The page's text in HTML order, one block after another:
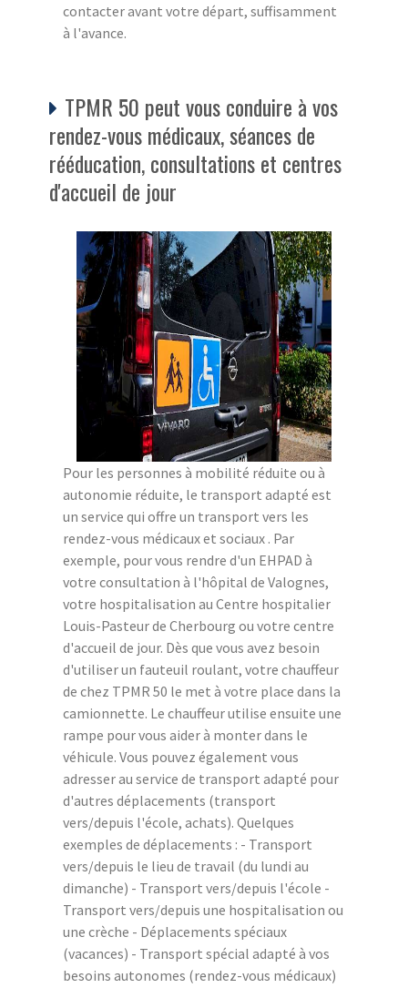
contacter avant votre départ, suffisamment
à l'avance.
TPMR 50 peut vous conduire à vos
rendez-vous médicaux, séances de
rééducation, consultations et centres
d'accueil de jour
Pour les personnes à mobilité réduite ou à
autonomie réduite, le transport adapté est
un service qui offre un transport vers les
rendez-vous médicaux et sociaux . Par
exemple, pour vous rendre d'un EHPAD à
votre consultation à l'hôpital de Valognes,
votre hospitalisation au Centre hospitalier
Louis-Pasteur de Cherbourg ou votre centre
d'accueil de jour. Dès que vous avez besoin
d'utiliser un fauteuil roulant, votre chauffeur
de chez TPMR 50 le met à votre place dans la
camionnette. Le chauffeur utilise ensuite une
rampe pour vous aider à monter dans le
véhicule. Vous pouvez également vous
adresser au service de transport adapté pour
d'autres déplacements (transport
vers/depuis l'école, achats). Quelques
exemples de déplacements : - Transport
vers/depuis le lieu de travail (du lundi au
dimanche) - Transport vers/depuis l'école -
Transport vers/depuis une hospitalisation ou
une crèche - Déplacements spéciaux
(vacances) - Transport spécial adapté à vos
besoins autonomes (rendez-vous médicaux)